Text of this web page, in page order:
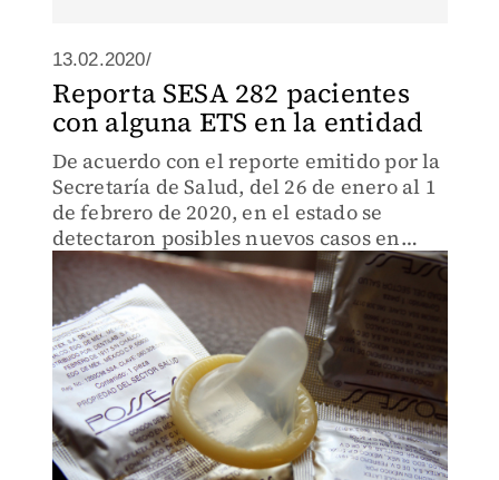
13.02.2020/
Reporta SESA 282 pacientes
con alguna ETS en la entidad
De acuerdo con el reporte emitido por la
Secretaría de Salud, del 26 de enero al 1
de febrero de 2020, en el estado se
detectaron posibles nuevos casos en
ocho enfermedades.